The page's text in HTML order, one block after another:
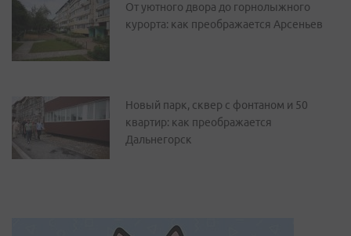
От уютного двора до горнолыжного
курорта: как преображается Арсеньев
Новый парк, сквер с фонтаном и 50
квартир: как преображается
Дальнегорск